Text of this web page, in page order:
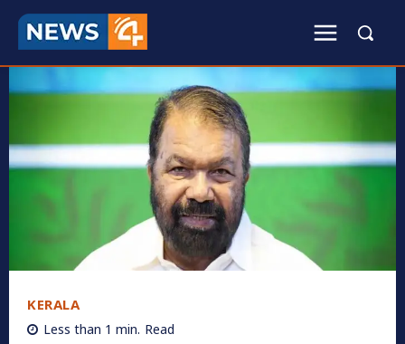
KERALA
Less than 1 min. Read